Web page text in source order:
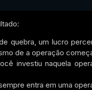
quebra, um lucro
de a operação
investiu naquela
entra em uma